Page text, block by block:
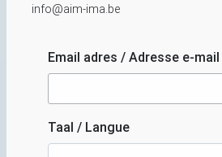
info@aim-ima.be
Email adres / Adresse e-mail
Taal / Langue